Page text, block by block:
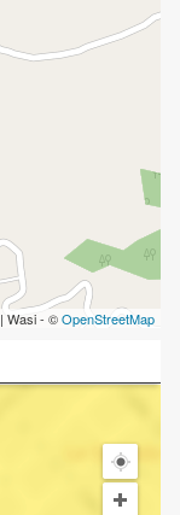
| Wasi - ©OpenStreetMap